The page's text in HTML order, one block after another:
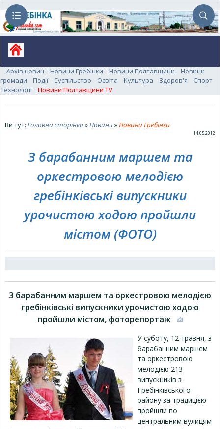
Архів новин Новини Гребінки Новини Полтавщини
Новини
громади
Події Суспільство Освіта Культура Здоров'я
Спорт
Технології
Новини Полтавщини TV
Ви тут: Головна сторінка» Новини» Новини Гребінки
14.05.2012
З барабанним маршем та
оркестровою мелодією
гребінківські випускники
урочистою ходою пройшли
містом (ФОТО)
З барабанним маршем та оркестровою мелодією
гребінківські випускники урочистою ходою
пройшли містом, фоторепортаж
У суботу, 12 травня, з
барабанним маршем
та оркестровою
мелодією 213
випускників з
Гребінківського
району за традицією
пройшли по
центральним вулицям